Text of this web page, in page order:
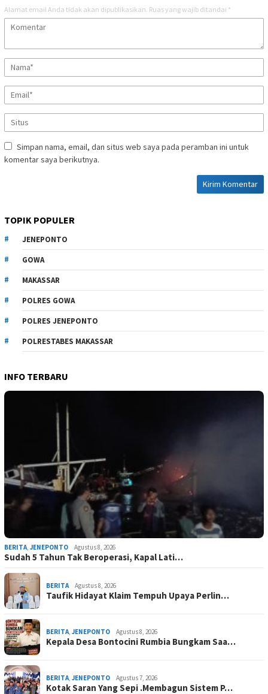
Alamat email Anda tidak akan dipublikasikan. Ruas yang wajib ditandai *
Simpan nama, email, dan situs web saya pada peramban ini untuk
komentar saya berikutnya.
TOPIK POPULER
JENEPONTO
GOWA
MAKASSAR
POLRES GOWA
POLRES JENEPONTO
POLRESTABES MAKASSAR
INFO TERBARU
BERITA JENEPONTO Agustus 8, 2026
Sudah 5 Tahun Tak Beroperasi, Kapal Lati…
BERITA Agustus 8, 2026
Taufik Hidayat Klaim Tempuh Upaya Perlin…
BERITA JENEPONTO Agustus 8, 2026
Kepala Desa Bontocini Rumbia Bungkam Saa…
BERITA JENEPONTO Agustus 7, 2026
Kotak Saran Yang Sepi .Membagun Sistem P…